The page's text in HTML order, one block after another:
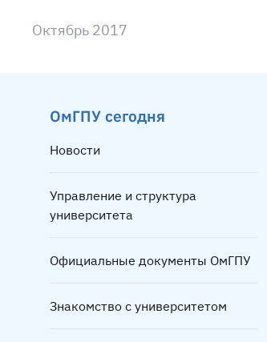
Октябрь 2017
ОмГПУ сегодня
Новости
Управление и структура
университета
Официальные документы ОмГПУ
Знакомство с университетом